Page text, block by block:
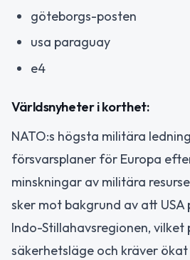
göteborgs-posten
usa paraguay
e4
Världsnyheter i korthet:
NATO:s högsta militära
försvarsplaner för Europa
minskningar av militära
sker mot bakgrund av att
Indo-Stillahavsregionen, vilket
säkerhetsläge och kräver